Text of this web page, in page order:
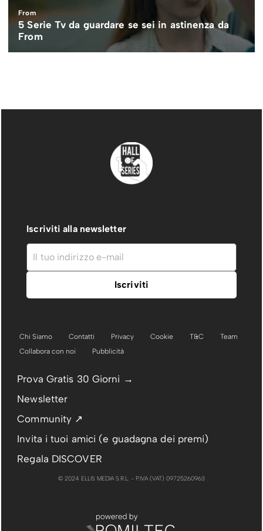
Iscriviti alla newsletter
Chi Siamo Contatti Privacy Cookie T&C
Team
Collabora con noi
Pubblicità
Prova Gratis 30 Giorni →
Newsletter
Community ↗
Invita i tuoi amici (e guadagna dei premi)
Regala DISCOVER
© 2024 ELLIS MEDIA S.R.L. - P.IVA (VAT) 09725260963